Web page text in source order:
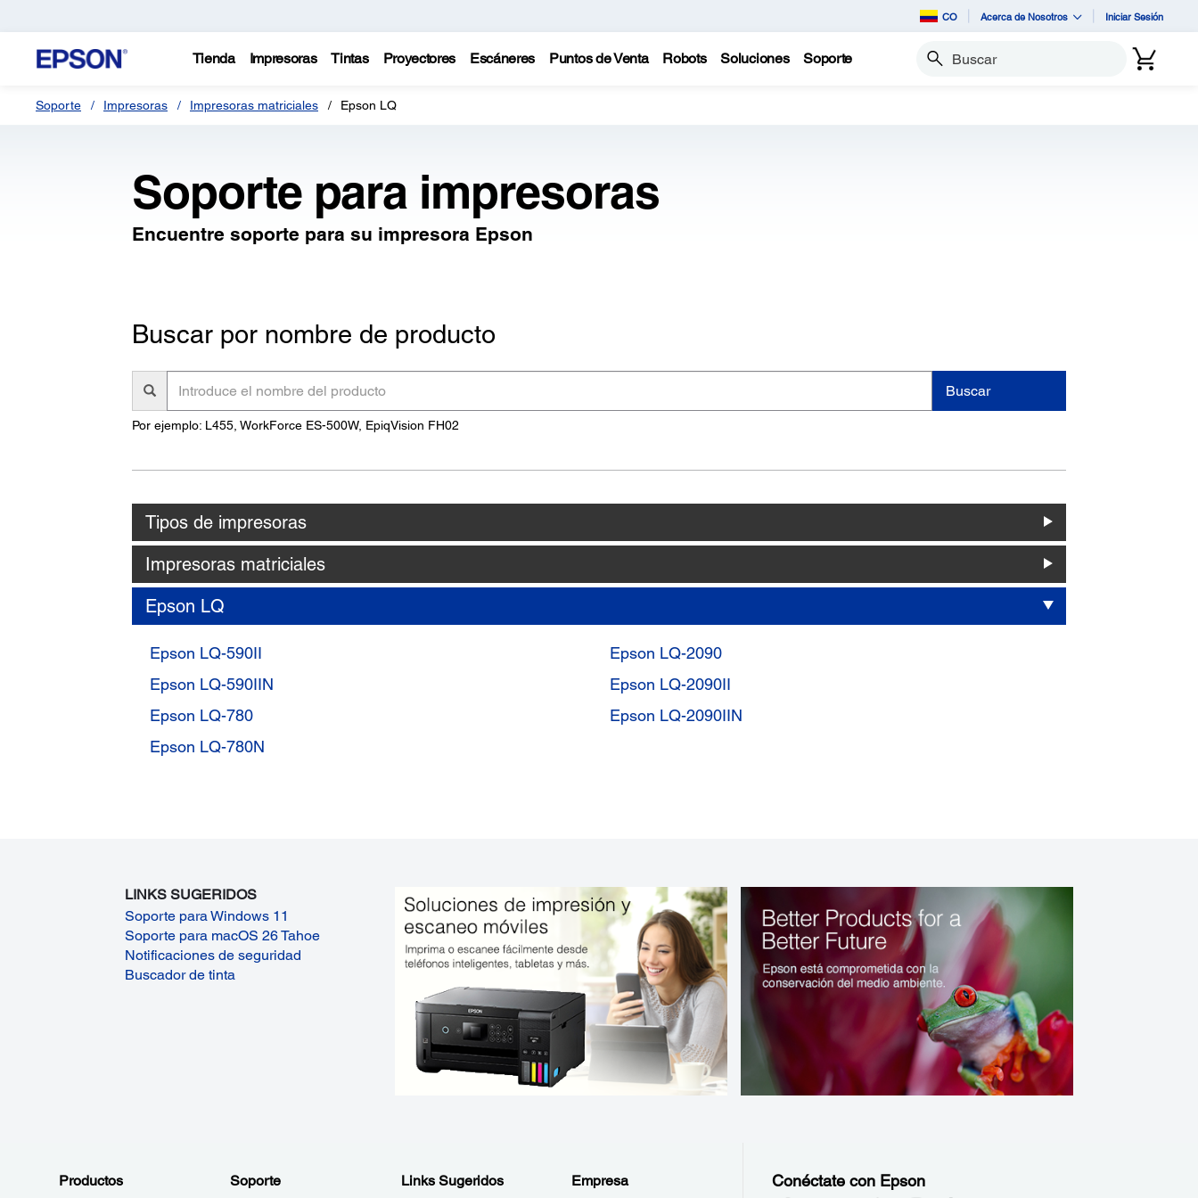
CO Acerca de Nosotros Iniciar Sesión
Tienda Impresoras Tintas Proyectores Escáneres Puntos de Venta Robots Soluciones Soporte Buscar
Soporte Impresoras Impresoras matriciales Epson LQ
Soporte para impresoras
Encuentre soporte para su impresora Epson
Buscar por nombre de producto
nombre
Buscar
Por ejemplo: L455, WorkForce ES-500W, EpiqVision FH02
Tipos de impresoras
Impresoras matriciales
Epson LQ
Epson LQ-590II
Epson LQ-590IIN
Epson LQ-780
Epson LQ-780N
Epson LQ-2090
Epson LQ-2090II
Epson LQ-2090IIN
LINKS SUGERIDOS
Soporte para Windows 11
Soporte para macOS 26 Tahoe
Notificaciones de seguridad
Buscador de tinta
Productos Soporte Links Sugeridos Empresa Conéctate con Epson